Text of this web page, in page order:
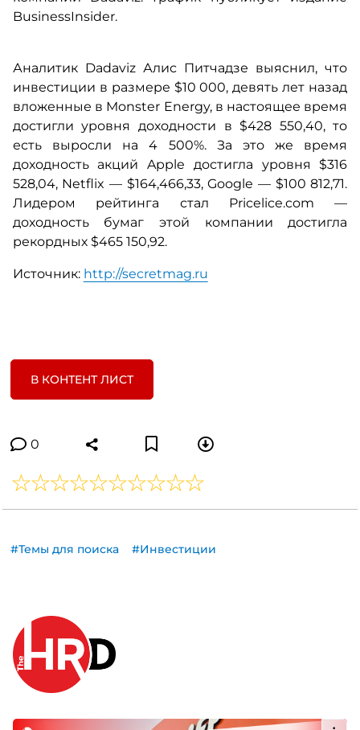
BusinessInsider.
Аналитик Dadaviz Алис Питчадзе выяснил, что
инвестиции в размере $10 000, девять лет назад
вложенные в Monster Energy, в настоящее время
достигли уровня доходности в $428 550,40, то
есть выросли на 4 500%. За это же время
доходность акций Apple достигла уровня $316
528,04, Netflix — $164,466,33, Google — $100 812,71.
Лидером рейтинга стал Pricelice.com —
доходность бумаг этой компании достигла
рекордных $465 150,92.
Источник: http://secretmag.ru
В КОНТЕНТ ЛИСТ
0
#Темы для поиска #Инвестиции